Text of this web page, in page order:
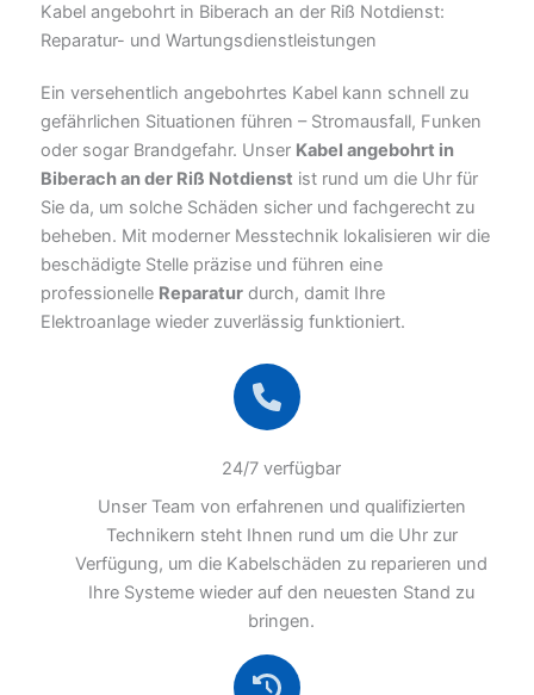
Kabel angebohrt in Biberach an der Riß Notdienst:
Reparatur- und Wartungsdienstleistungen
Ein versehentlich angebohrtes Kabel kann schnell zu
gefährlichen Situationen führen – Stromausfall, Funken
oder sogar Brandgefahr. Unser Kabel angebohrt in
Biberach an der Riß Notdienst ist rund um die Uhr für
Sie da, um solche Schäden sicher und fachgerecht zu
beheben. Mit moderner Messtechnik lokalisieren wir die
beschädigte Stelle präzise und führen eine
professionelle Reparatur durch, damit Ihre
Elektroanlage wieder zuverlässig funktioniert.
24/7 verfügbar
Unser Team von erfahrenen und qualifizierten
Technikern steht Ihnen rund um die Uhr zur
Verfügung, um die Kabelschäden zu reparieren und
Ihre Systeme wieder auf den neuesten Stand zu
bringen.